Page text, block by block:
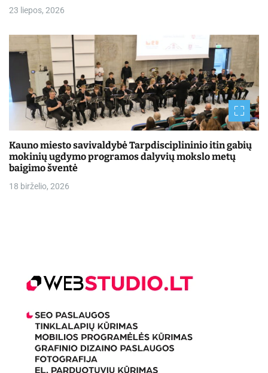
23 liepos, 2026
Kauno miesto savivaldybė Tarpdisciplininio itin gabių
mokinių ugdymo programos dalyvių mokslo metų
baigimo šventė
18 birželio, 2026